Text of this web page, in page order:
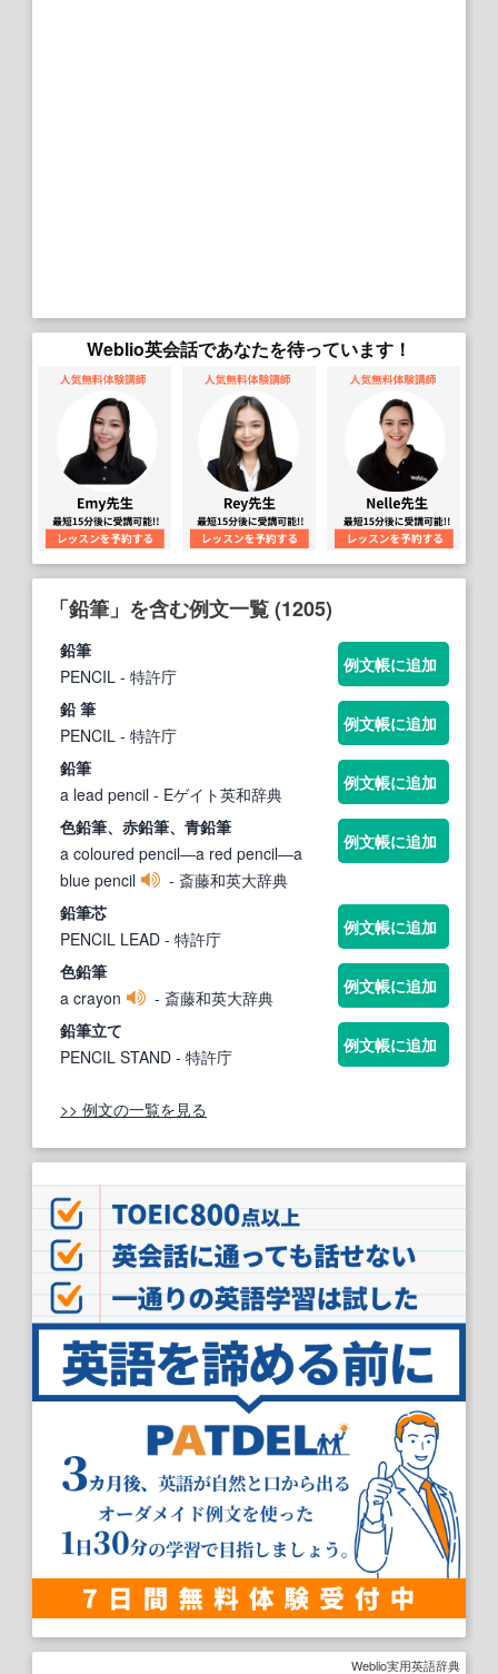
Weblio英会話であなたを待っています！
「鉛筆」を含む例文一覧 (1205)
鉛筆
PENCIL - 特許庁
例文帳に追加
鉛 筆
PENCIL - 特許庁
例文帳に追加
鉛筆
a lead pencil - Eゲイト英和辞典
例文帳に追加
色鉛筆、赤鉛筆、青鉛筆
a coloured pencil―a red pencil―a
blue pencil
- 斎藤和英大辞典
例文帳に追加
鉛筆芯
PENCIL LEAD - 特許庁
例文帳に追加
色鉛筆
a crayon
- 斎藤和英大辞典
例文帳に追加
鉛筆立て
PENCIL STAND - 特許庁
例文帳に追加
>> 例文の一覧を見る
Weblio実用英語辞典